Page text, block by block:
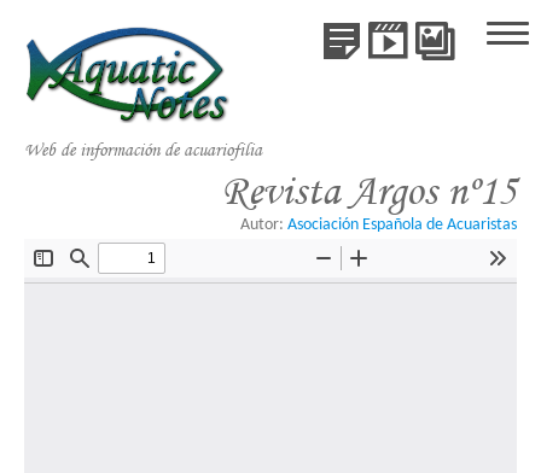
Inicio
Publicaciones
Galería de Especies
Libros
Web de información de acuariofilia
Publicaciones
Videos Galería
Revista Argos nº15
Autor: Asociación Española de Acuaristas